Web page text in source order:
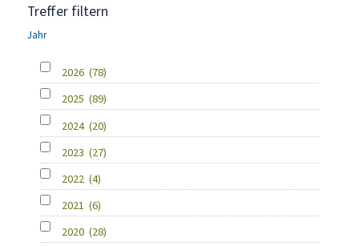
Treffer filtern
Jahr
2026 (78)
2025 (89)
2024 (20)
2023 (27)
2022 (4)
2021 (6)
2020 (28)